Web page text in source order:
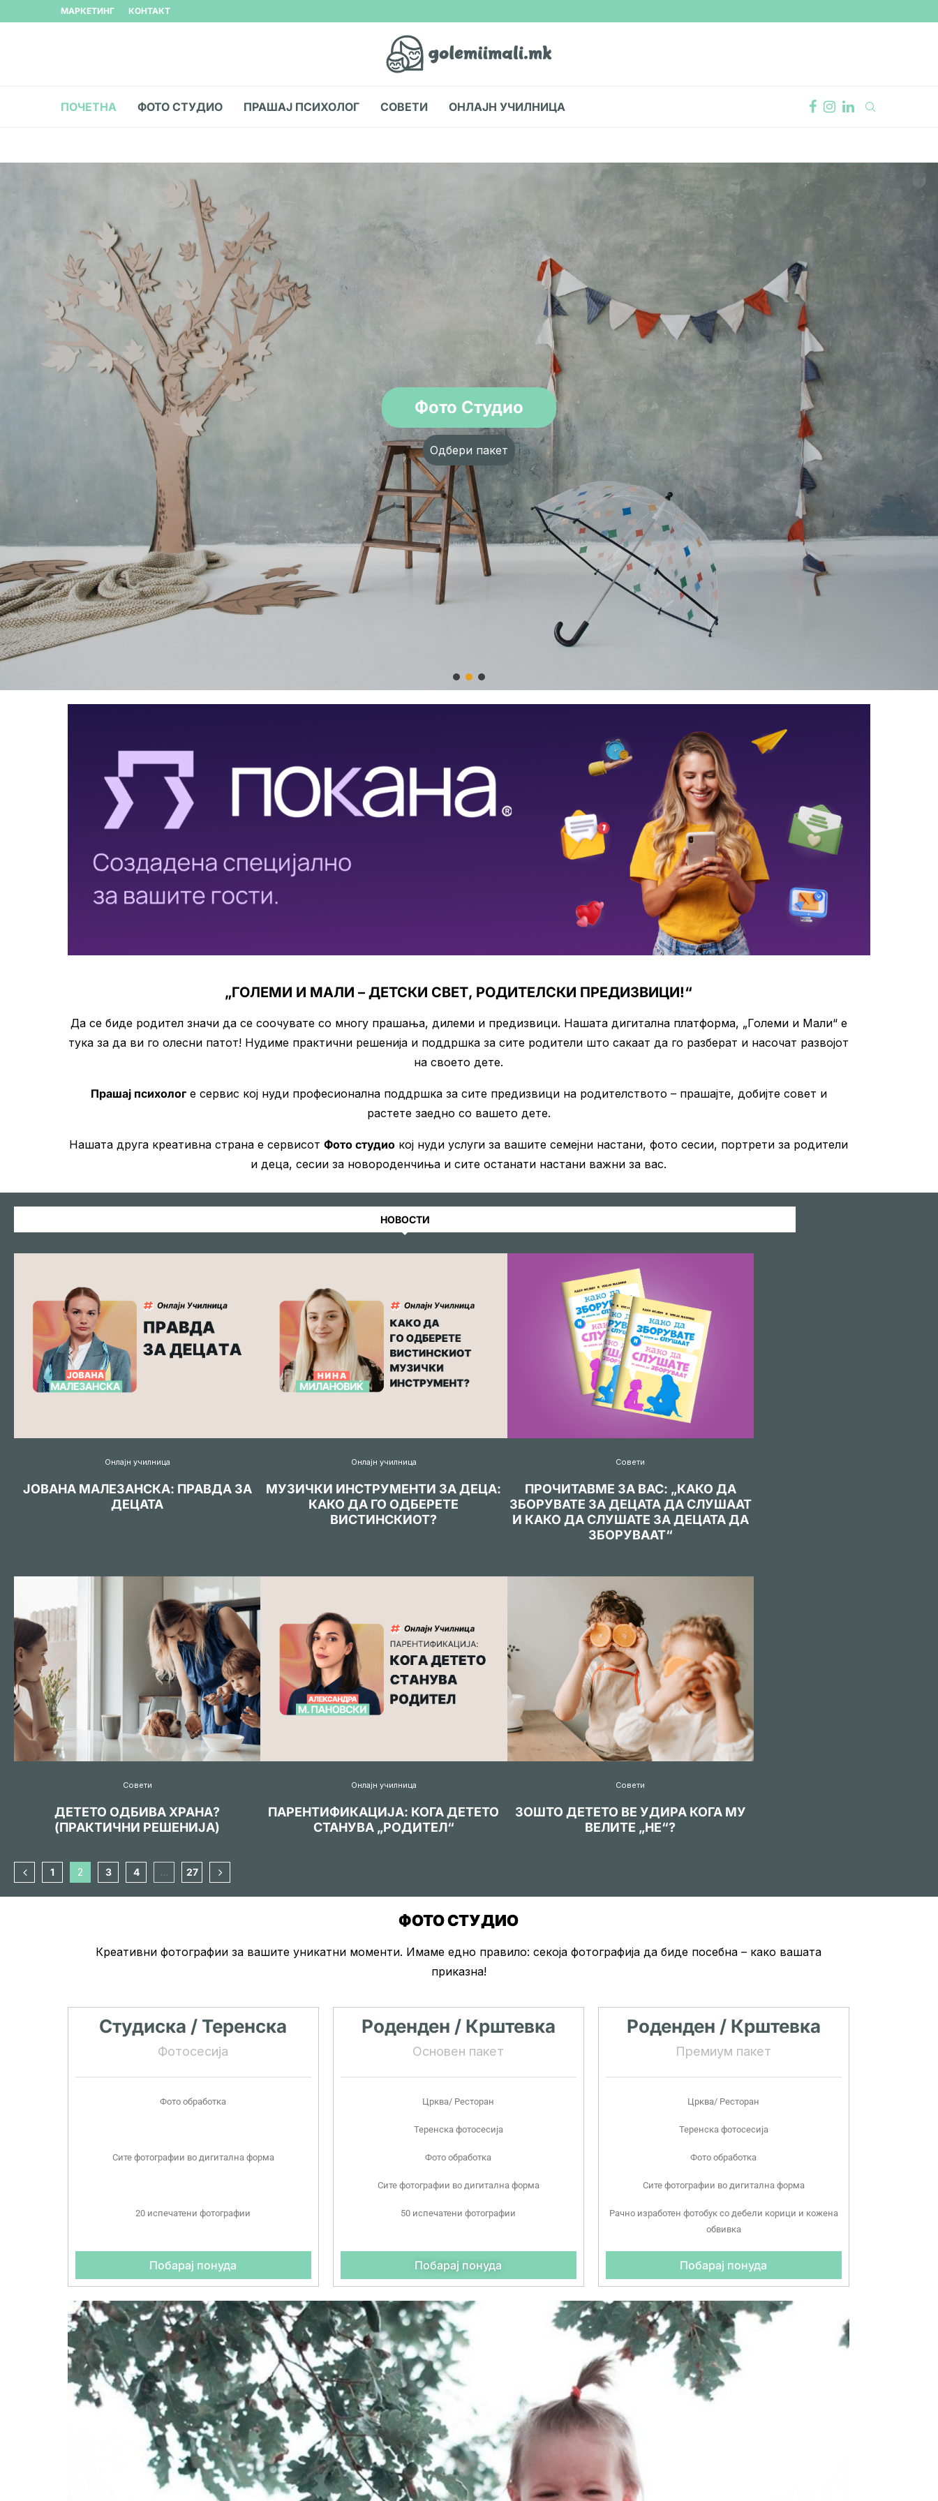
МАРКЕТИНГ КОНТАКТ
ПОЧЕТНА ФОТО СТУДИО ПРАШАЈ ПСИХОЛОГ СОВЕТИ ОНЛАЈН УЧИЛНИЦА
Фото Студио
Одбери пакет
„ГОЛЕМИ И МАЛИ – ДЕТСКИ СВЕТ, РОДИТЕЛСКИ ПРЕДИЗВИЦИ!“
Да се биде родител значи да се соочувате со многу прашања, дилеми и предизвици. Нашата дигитална платформа, „Големи и Мали“ е
тука за да ви го олесни патот! Нудиме практични решенија и поддршка за сите родители што сакаат да го разберат и насочат развојот
на своето дете.
Прашај психологе сервис кој нуди професионална поддршка за сите предизвици на родителството – прашајте, добијте совет и
растете заедно со вашето дете.
Нашата друга креативна страна е сервисот Фото студио кој нуди услуги за вашите семејни настани, фото сесии, портрети за родители
и деца, сесии за новороденчиња и сите останати настани важни за вас.
НОВОСТИ
Онлајн училница
ЈОВАНА МАЛЕЗАНСКА: ПРАВДА ЗА
ДЕЦАТА
Онлајн училница
МУЗИЧКИ ИНСТРУМЕНТИ ЗА ДЕЦА:
КАКО ДА ГО ОДБЕРЕТЕ
ВИСТИНСКИОТ?
Совети
ПРОЧИТАВМЕ ЗА ВАС: „КАКО ДА
ЗБОРУВАТЕ ЗА ДЕЦАТА ДА СЛУШААТ
И КАКО ДА СЛУШАТЕ ЗА ДЕЦАТА ДА
ЗБОРУВААТ“
Совети
ДЕТЕТО ОДБИВА ХРАНА?
(ПРАКТИЧНИ РЕШЕНИЈА)
Онлајн училница
ПАРЕНТИФИКАЦИЈА: КОГА ДЕТЕТО
СТАНУВА „РОДИТЕЛ“
Совети
ЗОШТО ДЕТЕТО ВЕ УДИРА КОГА МУ
ВЕЛИТЕ „НЕ“?
1 2 3 4 … 27
ФОТО СТУДИО
Креативни фотографии за вашите уникатни моменти. Имаме едно правило: секоја фотографија да биде посебна – како вашата
приказна!
Студиска / Теренска
Фотосесија
Фото обработка
Сите фотографии во дигитална форма
20 испечатени фотографии
Побарај понуда
Роденден / Крштевка
Основен пакет
Црква/ Ресторан
Теренска фотосесија
Фото обработка
Сите фотографии во дигитална форма
50 испечатени фотографии
Побарај понуда
Роденден / Крштевка
Премиум пакет
Црква/ Ресторан
Теренска фотосесија
Фото обработка
Сите фотографии во дигитална форма
Рачно изработен фотобук со дебели корици и кожена
обвивка
Побарај понуда